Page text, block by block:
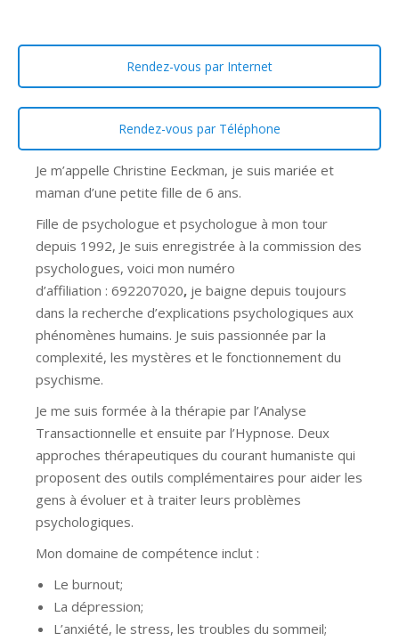
Je m’appelle Christine Eeckman, je suis mariée et
maman d’une petite fille de 6 ans.
Fille de psychologue et psychologue à mon tour
depuis 1992, Je suis enregistrée à la commission des
psychologues, voici mon numéro
d’affiliation : 692207020, je baigne depuis toujours
dans la recherche d’explications psychologiques aux
phénomènes humains. Je suis passionnée par la
complexité, les mystères et le fonctionnement du
psychisme.
Je me suis formée à la thérapie par l’Analyse
Transactionnelle et ensuite par l’Hypnose. Deux
approches thérapeutiques du courant humaniste qui
proposent des outils complémentaires pour aider les
gens à évoluer et à traiter leurs problèmes
psychologiques.
Mon domaine de compétence inclut :
Le burnout;
La dépression;
L’anxiété, le stress, les troubles du sommeil;
Rendez-vous par Internet
Rendez-vous par Téléphone